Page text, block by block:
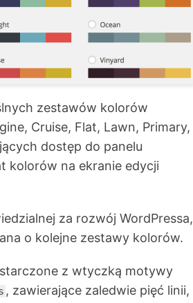
zestawów kolorów
Cruise, Flat, Lawn, Primary,
dostęp do panelu
kolorów na ekranie edycji
za rozwój WordPressa,
o kolejne zestawy kolorów.
z wtyczką motywy
, zawierające zaledwie pięć linii,